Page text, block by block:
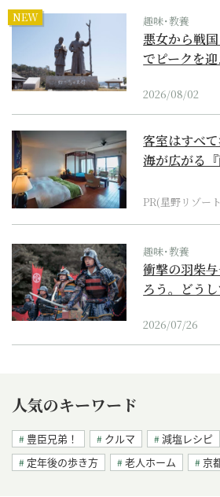
NEW 趣味･教養
悪女から戦
でピークを
2026/08/02
客室はすべ
海が広がる
PR(星野リゾー
趣味･教養
衝撃の羽柴
ろう。どう
2026/07/26
人気のキーワード
豊臣兄弟！ クルマ 減塩レシピ
定年後の歩き方
老人ホーム 京